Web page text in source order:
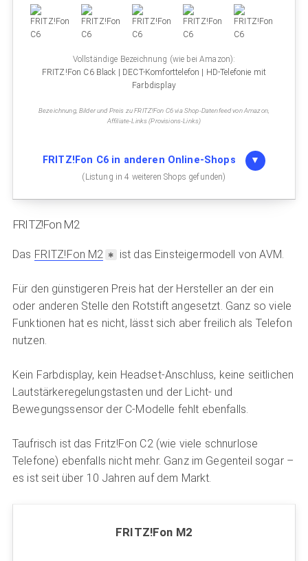
Vollständige Bezeichnung (wie bei Amazon):
FRITZ!Fon C6 Black | DECT-Komforttelefon | HD-Telefonie mit
Farbdisplay
Bezeichnung, Bilder und Preis zu FRITZ!Fon C6 via Shop-Datenfeed von Amazon,
Affiliate-Links (Provisions-Links)
FRITZ!Fon C6 in anderen Online-Shops
(Listung in 4 weiteren Shops gefunden)
FRITZ!Fon M2
Das FRITZ!Fon M2 ist das Einsteigermodell von AVM.
Für den günstigeren Preis hat der Hersteller an der ein
oder anderen Stelle den Rotstift angesetzt. Ganz so viele
Funktionen hat es nicht, lässt sich aber freilich als Telefon
nutzen.
Kein Farbdisplay, kein Headset-Anschluss, keine seitlichen
Lautstärkeregelungstasten und der Licht- und
Bewegungssensor der C-Modelle fehlt ebenfalls.
Taufrisch ist das Fritz!Fon C2 (wie viele schnurlose
Telefone) ebenfalls nicht mehr. Ganz im Gegenteil sogar –
es ist seit über 10 Jahren auf dem Markt.
FRITZ!Fon M2